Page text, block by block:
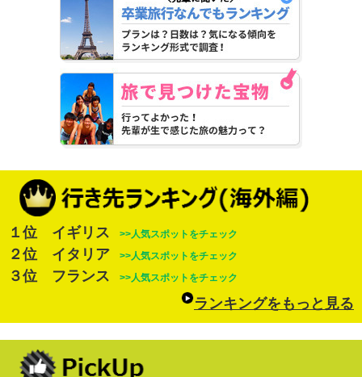
１位 イギリス >>人気スポットをチェック
２位 イタリア >>人気スポットをチェック
３位 フランス >>人気スポットをチェック
ランキングをもっと見る